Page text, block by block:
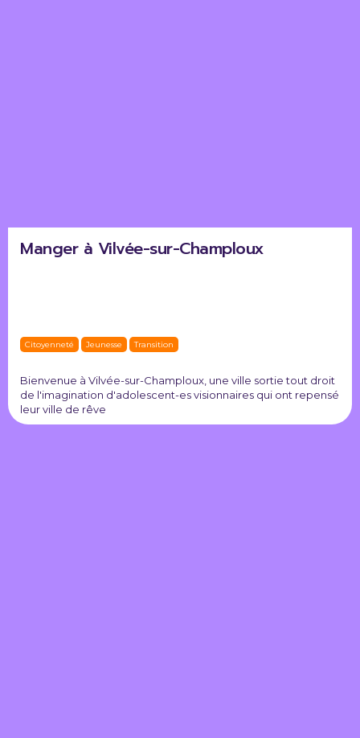
Manger à Vilvée-sur-Champloux
Citoyenneté Jeunesse Transition
Bienvenue à Vilvée-sur-Champloux, une ville sortie tout droit
de l'imagination d'adolescent-es visionnaires qui ont repensé
leur ville de rêve